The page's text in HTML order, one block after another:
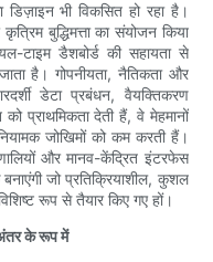
भी विकसित हो रहा है।
बुद्धिमत्ता का संयोजन किया
टाइम डैशबोर्ड की सहायता से
है। गोपनीयता, नैतिकता और
डेटा प्रबंधन, वैयक्तिकरण
प्राथमिकता देती हैं, वे मेहमानों
जोखिमों को कम करती हैं।
और मानव-केंद्रित इंटरफेस
जो प्रतिक्रियाशील, कुशल
रूप से तैयार किए गए हों।
अंतर के रूप में